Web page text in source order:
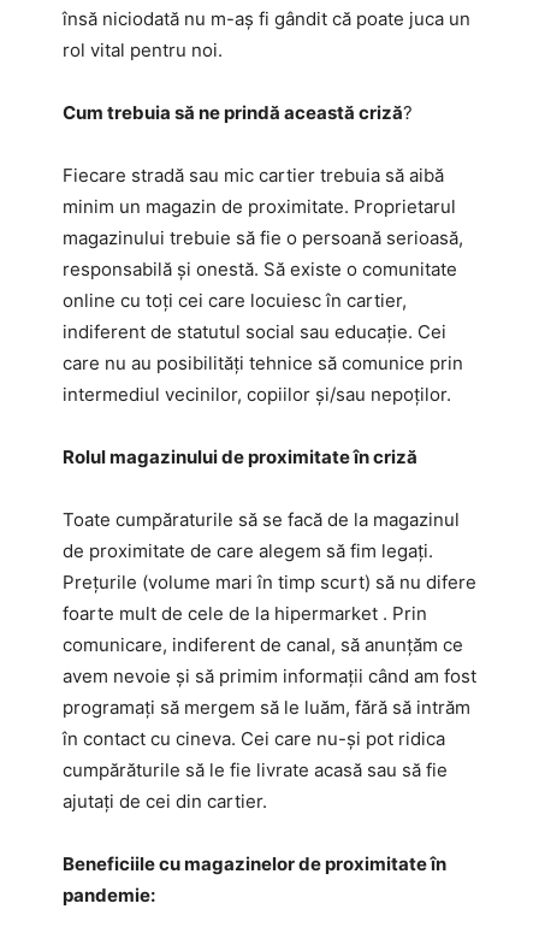
însă niciodată nu m-aș fi gândit că poate juca un
rol vital pentru noi.
Cum trebuia să ne prindă această criză?
Fiecare stradă sau mic cartier trebuia să aibă
minim un magazin de proximitate. Proprietarul
magazinului trebuie să fie o persoană serioasă,
responsabilă și onestă. Să existe o comunitate
online cu toți cei care locuiesc în cartier,
indiferent de statutul social sau educație. Cei
care nu au posibilități tehnice să comunice prin
intermediul vecinilor, copiilor și/sau nepoților.
Rolul magazinului de proximitate în criză
Toate cumpăraturile să se facă de la magazinul
de proximitate de care alegem să fim legați.
Prețurile (volume mari în timp scurt) să nu difere
foarte mult de cele de la hipermarket . Prin
comunicare, indiferent de canal, să anunțăm ce
avem nevoie și să primim informații când am fost
programați să mergem să le luăm, fără să intrăm
în contact cu cineva. Cei care nu-și pot ridica
cumpărăturile să le fie livrate acasă sau să fie
ajutați de cei din cartier.
Beneficiile cu magazinelor de proximitate în
pandemie: